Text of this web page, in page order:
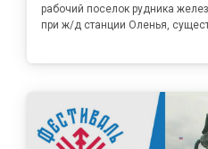
рабочий поселок рудника
при ж/д станции Оленья,